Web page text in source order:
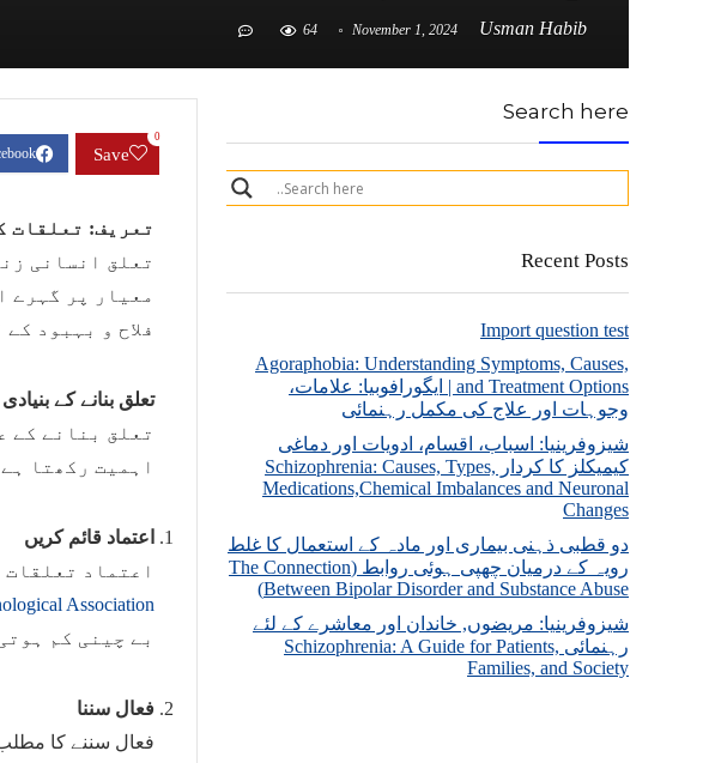
Usman Habib
November 1, 2024
64
Save
0
تعریف: تعلقات
تعلق انسانی
معیار پر گہرے
فلاح و بہبود
تعلق بنانے کے
تعلق بنانے کے
اہمیت رکھتا ہے۔
اعتماد قائم کریں
اعتماد
Association
بے چینی کم
فعال سننا
فعال سننے کا
Search here
Recent Posts
Import question test
Agoraphobia: Understanding Symptoms, Causes,
and Treatment Options | ایگورافوبیا: علامات،
وجوہات اور علاج کی مکمل رہنمائی
شیزوفرینیا: اسباب، اقسام، ادویات اور دماغی
کیمیکلز کا کردار Schizophrenia: Causes, Types,
Medications,Chemical Imbalances and Neuronal
Changes
دو قطبی ذہنی بیماری اور مادہ کے استعمال کا غلط
رویہ کے درمیان چھپی ہوئی روابط (The Connection
Between Bipolar Disorder and Substance Abuse)
شیزوفرینیا: مریضوں, خاندان اور معاشرے کے لئے
رہنمائی Schizophrenia: A Guide for Patients,
Families, and Society